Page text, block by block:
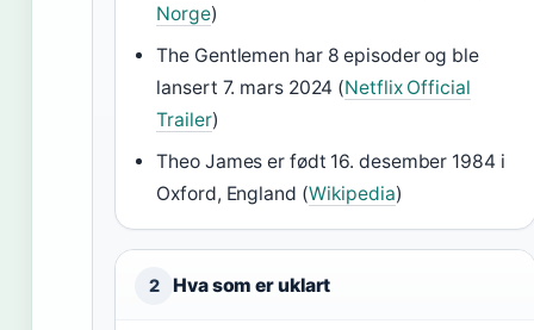
Norge)
The Gentlemen har 8 episoder og ble
lansert 7. mars 2024 (Netflix Official
Trailer)
Theo James er født 16. desember 1984 i
Oxford, England (Wikipedia)
2 Hva som er uklart